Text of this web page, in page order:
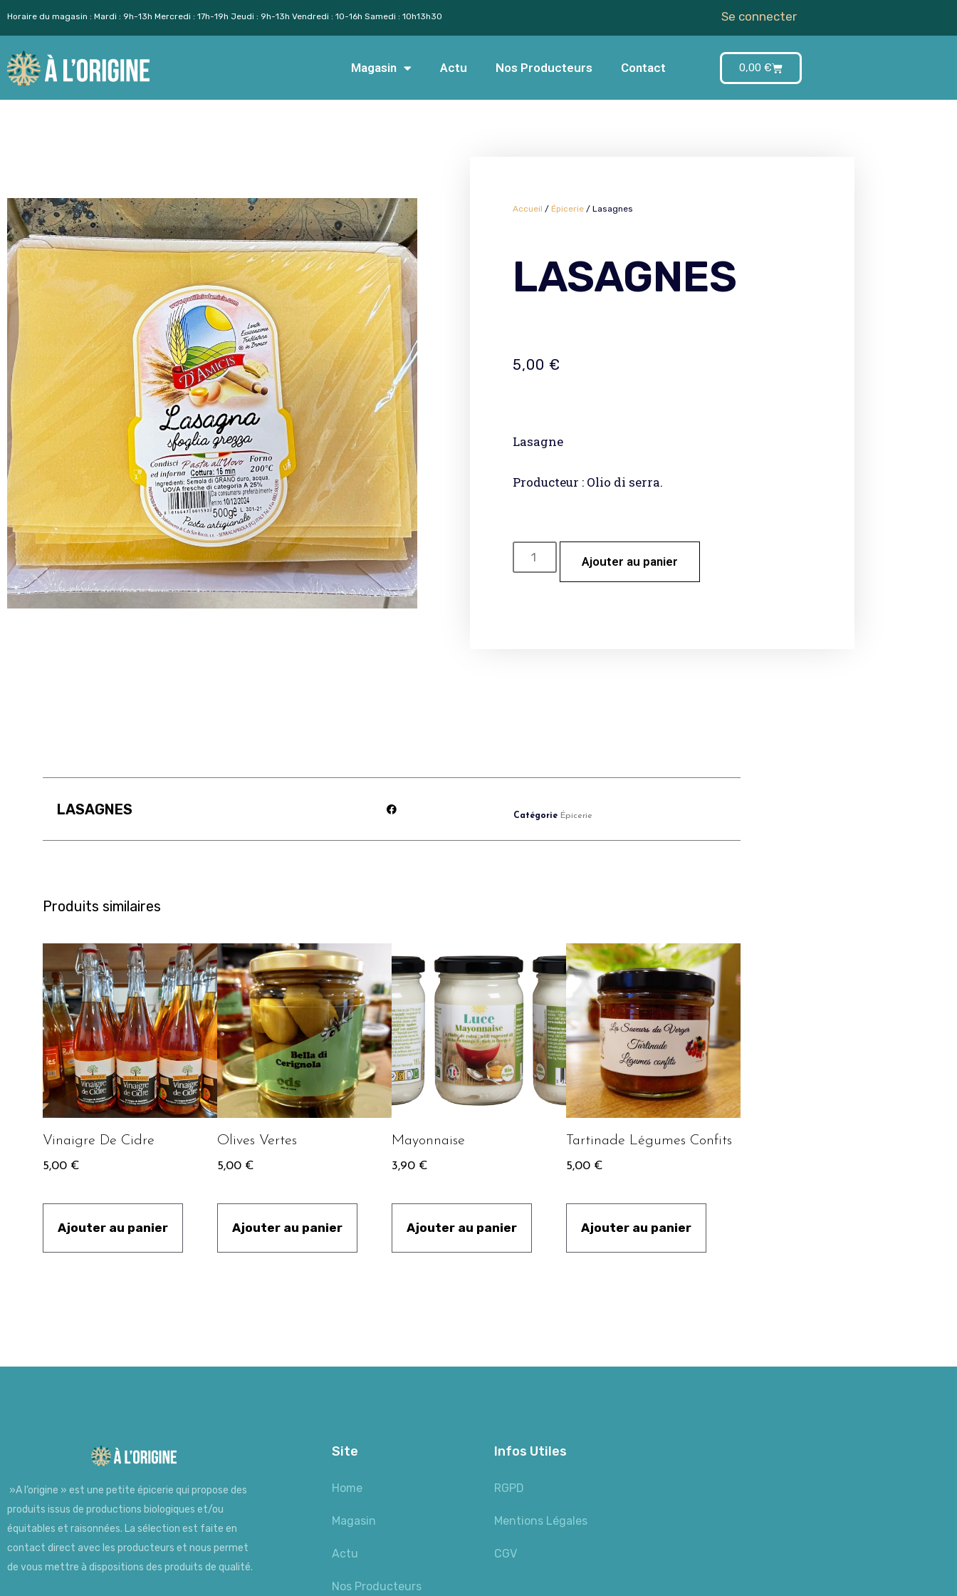
Aller
au
contenu
Horaire du magasin : Mardi : 9h-13h Mercredi : 17h-19h Jeudi : 9h-13h Vendredi : 10-16h Samedi : 10h13h30 Se connecter
Magasin Actu Nos Producteurs Contact 0,00 €
Accueil / Épicerie / Lasagnes
LASAGNES
5,00 €
Lasagne
Producteur : Olio di serra.
Ajouter au panier
LASAGNES Catégorie Épicerie
Produits similaires
Vinaigre De Cidre
5,00 €
Ajouter au panier
Olives Vertes
5,00 €
Ajouter au panier
Mayonnaise
3,90 €
Ajouter au panier
Tartinade Légumes Confits
5,00 €
Ajouter au panier
»A l’origine » est une petite épicerie qui propose des
produits issus de productions biologiques et/ou
équitables et raisonnées. La sélection est faite en
contact direct avec les producteurs et nous permet
de vous mettre à dispositions des produits de qualité.
Site
Home
Magasin
Actu
Nos Producteurs
Infos Utiles
RGPD
Mentions Légales
CGV